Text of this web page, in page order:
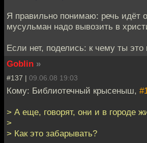
Я правильно понимаю: речь идёт
мусульман надо вывозить в
Если нет, поделись: к чему ты это
Goblin »
#137 | 09.06.08 19:03
Кому: Библиотечный крысеныш,
> А еще, говорят, они и в городе
>
> Как это забарывать?